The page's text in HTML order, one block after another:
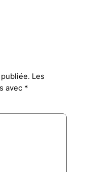
Les
avec *